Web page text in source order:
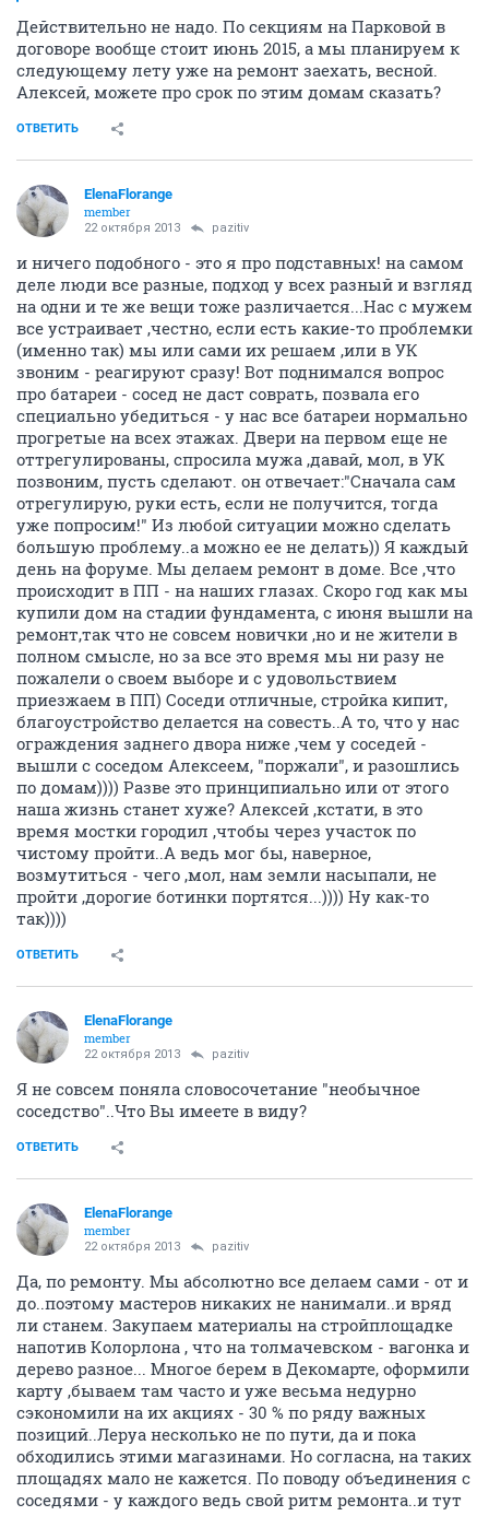
Действительно не надо. По секциям на Парковой в
договоре вообще стоит июнь 2015, а мы планируем к
следующему лету уже на ремонт заехать, весной.
Алексей, можете про срок по этим домам сказать?
ОТВЕТИТЬ
ElenaFlorange
member
22 октября 2013 pazitiv
и ничего подобного - это я про подставных! на самом
деле люди все разные, подход у всех разный и взгляд
на одни и те же вещи тоже различается...Нас с мужем
все устраивает ,честно, если есть какие-то проблемки
(именно так) мы или сами их решаем ,или в УК
звоним - реагируют сразу! Вот поднимался вопрос
про батареи - сосед не даст соврать, позвала его
специально убедиться - у нас все батареи нормально
прогретые на всех этажах. Двери на первом еще не
оттрегулированы, спросила мужа ,давай, мол, в УК
позвоним, пусть сделают. он отвечает:"Сначала сам
отрегулирую, руки есть, если не получится, тогда
уже попросим!" Из любой ситуации можно сделать
большую проблему..а можно ее не делать)) Я каждый
день на форуме. Мы делаем ремонт в доме. Все ,что
происходит в ПП - на наших глазах. Скоро год как мы
купили дом на стадии фундамента, с июня вышли на
ремонт,так что не совсем новички ,но и не жители в
полном смысле, но за все это время мы ни разу не
пожалели о своем выборе и с удовольствием
приезжаем в ПП) Соседи отличные, стройка кипит,
благоустройство делается на совесть..А то, что у нас
ограждения заднего двора ниже ,чем у соседей -
вышли с соседом Алексеем, "поржали", и разошлись
по домам)))) Разве это принципиально или от этого
наша жизнь станет хуже? Алексей ,кстати, в это
время мостки городил ,чтобы через участок по
чистому пройти..А ведь мог бы, наверное,
возмутиться - чего ,мол, нам земли насыпали, не
пройти ,дорогие ботинки портятся...)))) Ну как-то
так))))
ОТВЕТИТЬ
ElenaFlorange
member
22 октября 2013 pazitiv
Я не совсем поняла словосочетание "необычное
соседство"..Что Вы имеете в виду?
ОТВЕТИТЬ
ElenaFlorange
member
22 октября 2013 pazitiv
Да, по ремонту. Мы абсолютно все делаем сами - от и
до..поэтому мастеров никаких не нанимали..и вряд
ли станем. Закупаем материалы на стройплощадке
напотив Колорлона , что на толмачевском - вагонка и
дерево разное... Многое берем в Декомарте, оформили
карту ,бываем там часто и уже весьма недурно
сэкономили на их акциях - 30 % по ряду важных
позиций..Леруа несколько не по пути, да и пока
обходились этими магазинами. Но согласна, на таких
площадях мало не кажется. По поводу объединения с
соседями - у каждого ведь свой ритм ремонта..и тут